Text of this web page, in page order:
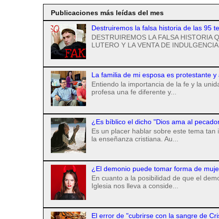
Publicaciones más leídas del mes
Destruiremos la falsa historia de las 95
DESTRUIREMOS LA FALSA HISTORIA
LUTERO Y LA VENTA DE
La familia de mi esposa es protestante
Entiendo la importancia de la fe y la
profesa una fe diferente y...
¿Es bíblico el dicho "Dios ama al
Es un placer hablar sobre este tema
la enseñanza cristiana. Au...
¿El demonio puede tomar forma de
En cuanto a la posibilidad de que el
Iglesia nos lleva a conside...
El error de "cubrirse con la sangre de